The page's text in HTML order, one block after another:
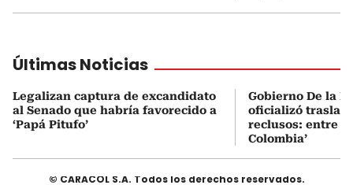
Últimas Noticias
Legalizan captura de excandidato
al Senado que habría favorecido a
‘Papá Pitufo’
Gobierno De la
oficializó
reclusos: entre
Colombia’
© CARACOL S.A. Todos los derechos reservados.